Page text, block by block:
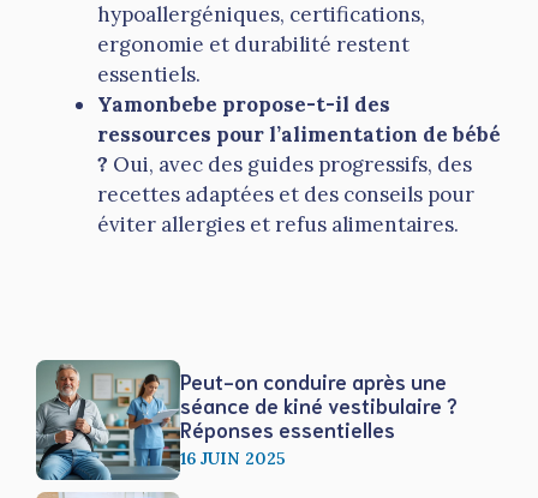
hypoallergéniques, certifications,
ergonomie et durabilité restent
essentiels.
Yamonbebe propose-t-il des
ressources pour l’alimentation de bébé
? Oui, avec des guides progressifs, des
recettes adaptées et des conseils pour
éviter allergies et refus alimentaires.
Peut-on conduire après une
séance de kiné vestibulaire ?
Réponses essentielles
16 JUIN 2025